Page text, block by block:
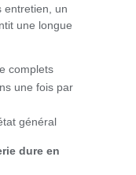
entretien, un
une longue
complets
une fois par
général
dure en